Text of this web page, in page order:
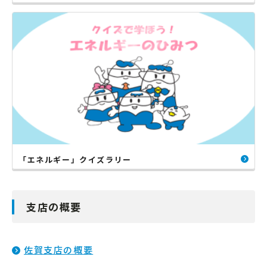
「エネルギー」クイズラリー
支店の概要
佐賀支店の概要